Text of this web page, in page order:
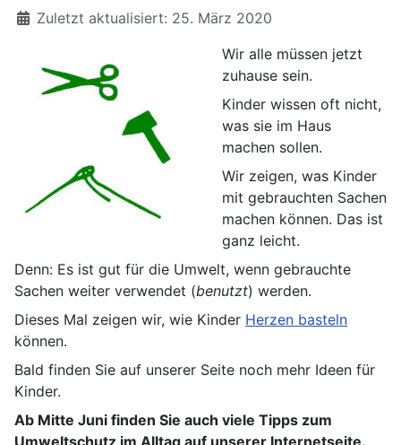
Zuletzt aktualisiert: 25. März 2020
Wir alle müssen jetzt
zuhause sein.
Kinder wissen oft nicht,
was sie im Haus
machen sollen.
Wir zeigen, was Kinder
mit gebrauchten Sachen
machen können. Das ist
ganz leicht.
Denn: Es ist gut für die Umwelt, wenn gebrauchte
Sachen weiter verwendet (benutzt) werden.
Dieses Mal zeigen wir, wie Kinder Herzen basteln
können.
Bald finden Sie auf unserer Seite noch mehr Ideen für
Kinder.
Ab Mitte Juni finden Sie auch viele Tipps zum
Umweltschutz im Alltag auf unserer Internetseite.